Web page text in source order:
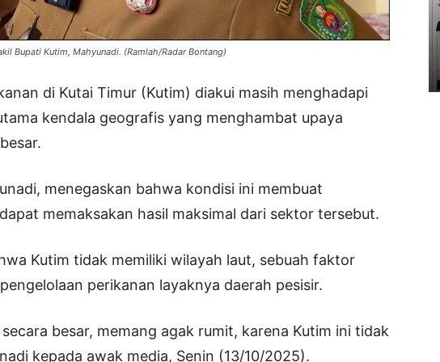
Bupati Kutim, Mahyunadi. (Ramlah/Radar Bontang)
di Kutai Timur (Kutim) diakui masih menghadapi
kendala geografis yang menghambat upaya
menegaskan bahwa kondisi ini membuat
memaksakan hasil maksimal dari sektor tersebut.
Kutim tidak memiliki wilayah laut, sebuah faktor
perikanan layaknya daerah pesisir.
besar, memang agak rumit, karena Kutim ini tidak
kepada awak media, Senin (13/10/2025).